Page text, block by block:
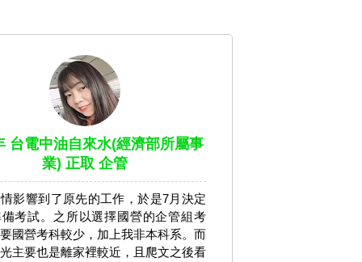
台電中油自來水(經濟部所屬事
業) 正取 企管
影響到了原先的工作，於是7月決定
考試。之所以選擇國營的企管組考
國營考科較少，加上我非本科系。而
主要也是離家裡較近，且爬文之後看